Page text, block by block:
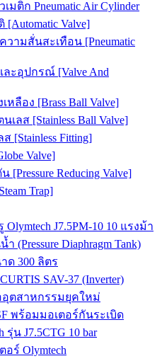
มติก Pneumatic Air Cylinder
Valve]
ามสั่นสะเทือน [Pneumatic
ะอุปกรณ์ [Valve And
หลือง [Brass Ball Valve]
ลส [Stainless Ball Valve]
[Stainless Fitting]
Valve]
[Pressure Reducing Valve]
Trap]
J7.5PM-10 10 แรงม้า
(Pressure Diaphragm Tank)
ด 300 ลิตร
SAV-37 (Inverter)
ตสาหกรรมยุคใหม่
พร้อมมอเตอร์กันระเบิด
น J7.5CTG 10 bar
ร์ Olymtech